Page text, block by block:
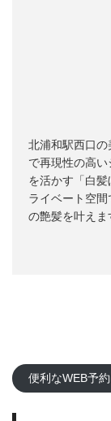
北浦和駅西口
で再現性の高
を活かす「白
ライベート空
の艶髪を叶えま
便利なWEB予